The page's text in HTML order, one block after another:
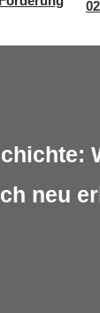
neu